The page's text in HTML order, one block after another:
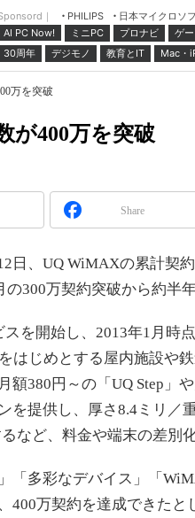
｜ PHILIPS 日本マイクロソ
AI PC Now!
ミニPC プロナビ ゲ
30周年
デジモノ 教育とIT Mac・
万を突破
が400万を突破
Share
日、UQ WiMAXの累計契
300万契約突破から約半
を開始し、2013年1月時
はじめとする屋内施設や
額380円～の「UQ Step」
を提供し、厚さ8.4ミリ／
など、料金や端末の差別
多彩なデバイス」「
400万契約を達成できたと